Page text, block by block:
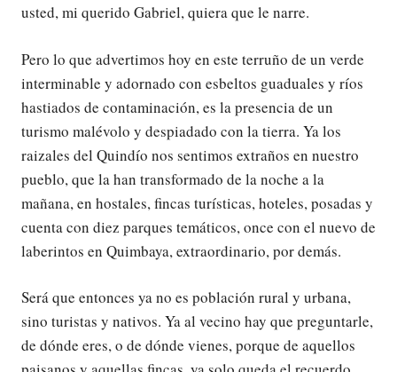
usted, mi querido Gabriel, quiera que le narre.
Pero lo que advertimos hoy en este terruño de un verde
interminable y adornado con esbeltos guaduales y ríos
hastiados de contaminación, es la presencia de un
turismo malévolo y despiadado con la tierra. Ya los
raizales del Quindío nos sentimos extraños en nuestro
pueblo, que la han transformado de la noche a la
mañana, en hostales, fincas turísticas, hoteles, posadas y
cuenta con diez parques temáticos, once con el nuevo de
laberintos en Quimbaya, extraordinario, por demás.
Será que entonces ya no es población rural y urbana,
sino turistas y nativos. Ya al vecino hay que preguntarle,
de dónde eres, o de dónde vienes, porque de aquellos